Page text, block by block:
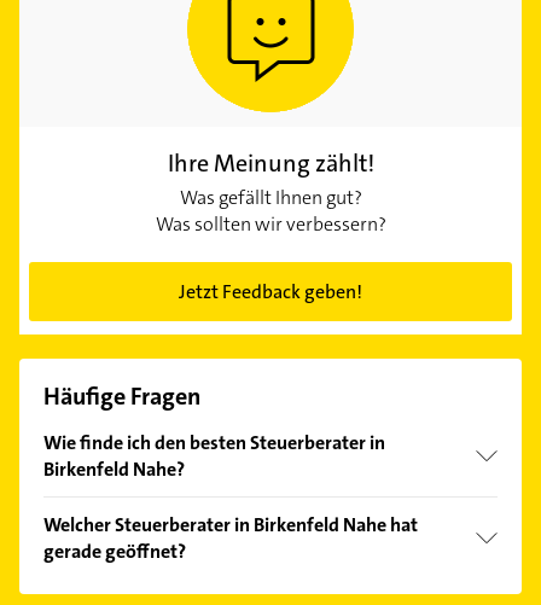
Ihre Meinung zählt!
Was gefällt Ihnen gut?
Was sollten wir verbessern?
Jetzt Feedback geben!
Häufige Fragen
Wie finde ich den besten Steuerberater in
Birkenfeld Nahe?
Kundenmeinungen und profitieren Sie von den
Empfehlungen. Die Suchergebnisse können Sie sich
einfach nachBewertungensortiert anzeigen lassen.
Welcher Steuerberater in Birkenfeld Nahe hat
gerade geöffnet?
Im Anbieter-Bereich finden Sie alleÖffnungszeiten.